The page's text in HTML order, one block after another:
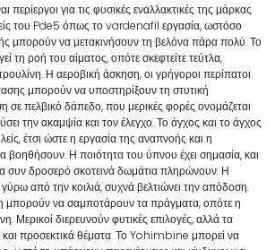
περίεργοι για τις φυσικές εναλλακτικές της μάρκας
του Pde5 όπως το vardenafil εργασία, ωστόσο
μπορούν να μετακινήσουν τη βελόνα πάρα πολύ. Το
τη ροή του αίματος, οπότε σκεφτείτε τεύτλα,
Η αεροβική άσκηση, οι γρήγοροι περίπατοι
μπορούν να υποστηρίξουν τη στυτική
σε πελβικό δάπεδο, που μερικές φορές ονομάζεται
την ακαμψία και τον έλεγχο. Το άγχος και το άγχος
έτσι ώστε η εργασία της αναπνοής και η
βοηθήσουν. Η ποιότητα του ύπνου έχει σημασία, και
συν δροσερό σκοτεινά δωμάτια πληρώνουν. Η
από την κοιλιά, συχνά βελτιώνει την απόδοση.
μπορούν να σαμποτάρουν τα πράγματα, οπότε η
Μερικοί διερευνούν φυτικές επιλογές, αλλά τα
και προσεκτικά θέματα. Το Yohimbine μπορεί να